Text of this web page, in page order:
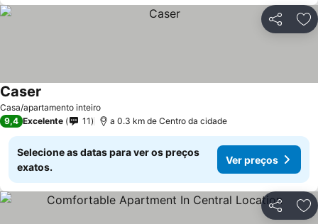
Partilhar
Casa/apartamento inteiro
Caser
9,4 Excelente 11 a 0.3 km de Centro da cidade
Selecione as datas para ver os preços
exatos.
Ver preços
Partilhar